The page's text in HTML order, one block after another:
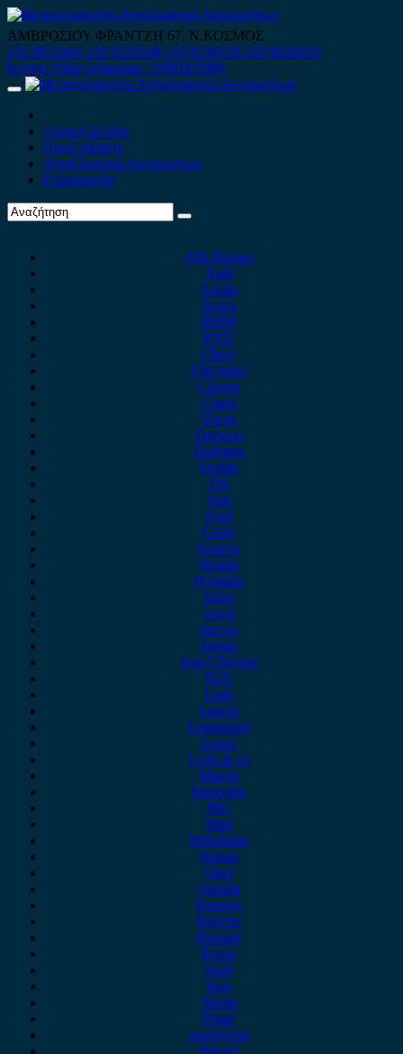
Skip
to
content
ΑΜΒΡΟΣΙΟΥ ΦΡΑΝΤΖΗ 67, Ν.ΚΟΣΜΟΣ
210 9012444 210 9239148 210 9238158 210 9026839
Κινητό-Viber-whatsapp : 6980507900
Primary
Αρχική Σελίδα
Ποιοί είμαστε
Ανταλλακτικά Αυτοκινήτων
Επικοινωνία
Alfa Romeo
Audi
Austin
Acura
BMW
BYD
Chery
Chevrolet
Citroen
Cupra
Dacia
Daewoo
Daihatsu
Dodge
DS
Fiat
Ford
Geely
Gonow
Honda
Hyundai
Isuzu
iveco
Jaecoo
Jaguar
Jeep Chrysler
KIA
Lada
Lancia
Leapmotor
Lexus
Lynk & co
Mazda
Mercedes
MG
Mini
Mitsubishi
Nissan
Opel
Omoda
Peugeot
Porsche
Renault
Rover
Saab
Seat
Skoda
Smart
ssangyong
Subaru